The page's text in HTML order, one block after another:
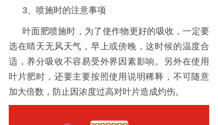
3、喷施时的注意事项
叶面肥喷施时，为了使作物更好的吸收，一定要
选在晴天无风天气，早上或傍晚，这时候的温度合
适，养分吸收不容易受外界因素影响。另外在使用
叶片肥时，还要主要按照使用说明稀释，不可随意
加大倍数，防止因浓度过高对叶片造成灼伤。